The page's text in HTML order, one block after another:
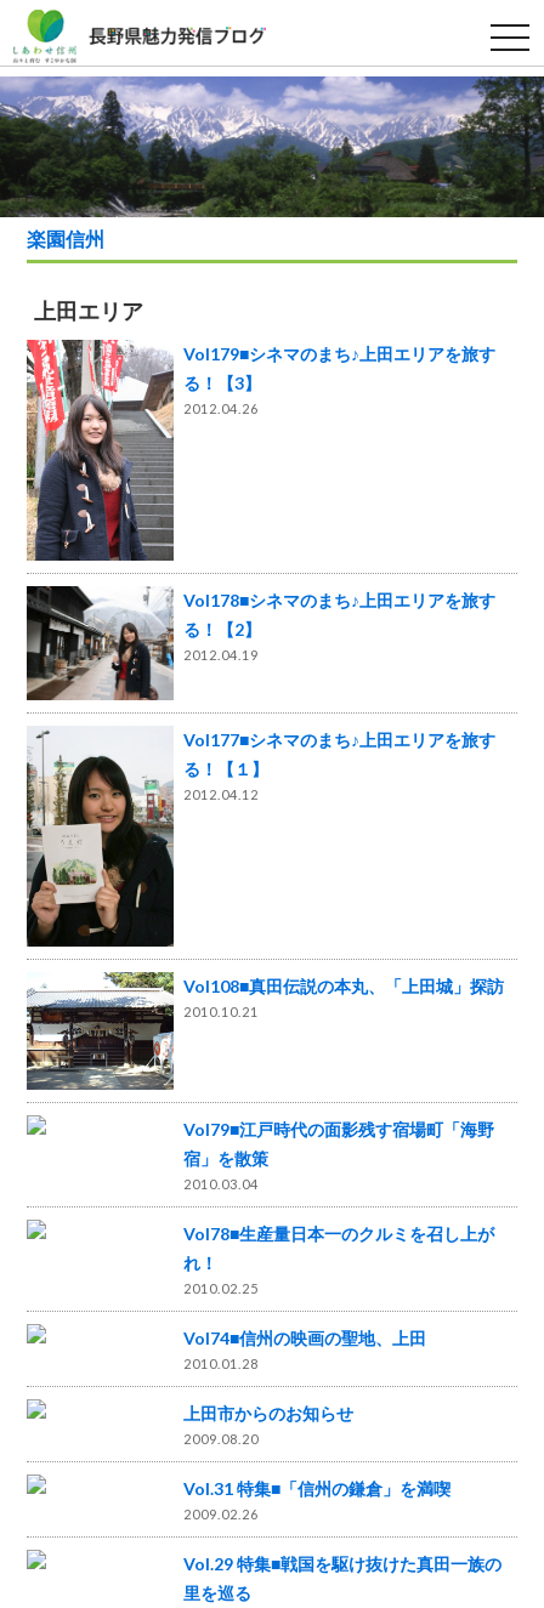
t
o
g
g
l
e
n
a
v
g
i
楽園信州
上田エリア
Vol179■シネマのまち♪上田エリアを旅す
る！【3】
2012.04.26
Vol178■シネマのまち♪上田エリアを旅す
る！【2】
2012.04.19
Vol177■シネマのまち♪上田エリアを旅す
る！【１】
2012.04.12
Vol108■真田伝説の本丸、「上田城」探訪
2010.10.21
Vol79■江戸時代の面影残す宿場町「海野
宿」を散策
2010.03.04
Vol78■生産量日本一のクルミを召し上が
れ！
2010.02.25
Vol74■信州の映画の聖地、上田
2010.01.28
上田市からのお知らせ
2009.08.20
Vol.31 特集■「信州の鎌倉」を満喫
2009.02.26
Vol.29 特集■戦国を駆け抜けた真田一族の
里を巡る